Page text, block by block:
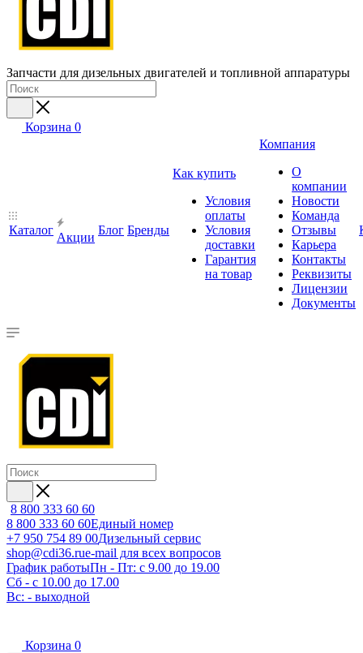
Запчасти для дизельных двигателей и топливной аппаратуры
Корзина 0
Каталог
Акции
Блог Бренды
Как купить
Условия
оплаты
Условия
доставки
Гарантия
на товар
Компания
О
компании
Новости
Команда
Отзывы
Карьера
Контакты
Реквизиты
Лицензии
Документы
8 800 333 60 60
8 800 333 60 60Единый номер
+7 950 754 89 00Дизельный сервис
shop@cdi36.rue-mail для всех вопросов
График работыПн - Пт: с 9.00 до 19.00
Сб - с 10.00 до 17.00
Вс: - выходной
Корзина 0